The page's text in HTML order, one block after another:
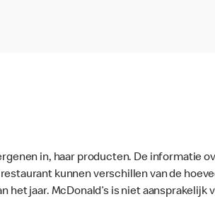
in, haar producten. De informatie
kunnen verschillen van de
het jaar. McDonald’s is niet aansprakelijk